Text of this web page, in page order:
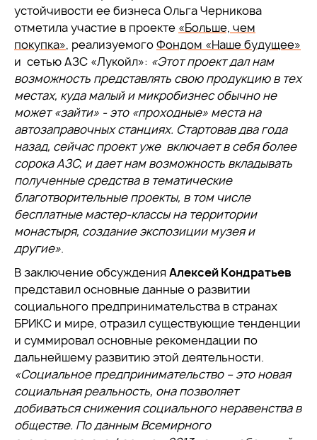
устойчивости ее бизнеса Ольга Черникова
отметила участие в проекте «Больше, чем
покупка», реализуемогоФондом «Наше будущее»
и сетью АЗС «Лукойл»: «Этот проект дал нам
возможность представлять свою продукцию в тех
местах, куда малый и микробизнес обычно не
может «зайти» - это «проходные» места на
автозаправочных станциях. Стартовав два года
назад, сейчас проект уже включает в себя более
сорока АЗС, и дает нам возможность вкладывать
полученные средства в тематические
благотворительные проекты, в том числе
бесплатные мастер-классы на территории
монастыря, создание экспозиции музея и
другие».
В заключение обсуждения Алексей Кондратьев
представил основные данные о развитии
социального предпринимательства в странах
БРИКС и мире, отразил существующие тенденции
и суммировал основные рекомендации по
дальнейшему развитию этой деятельности.
«Социальное предпринимательство – это новая
социальная реальность, она позволяет
добиваться снижения социального неравенства в
обществе. По данным Всемирного